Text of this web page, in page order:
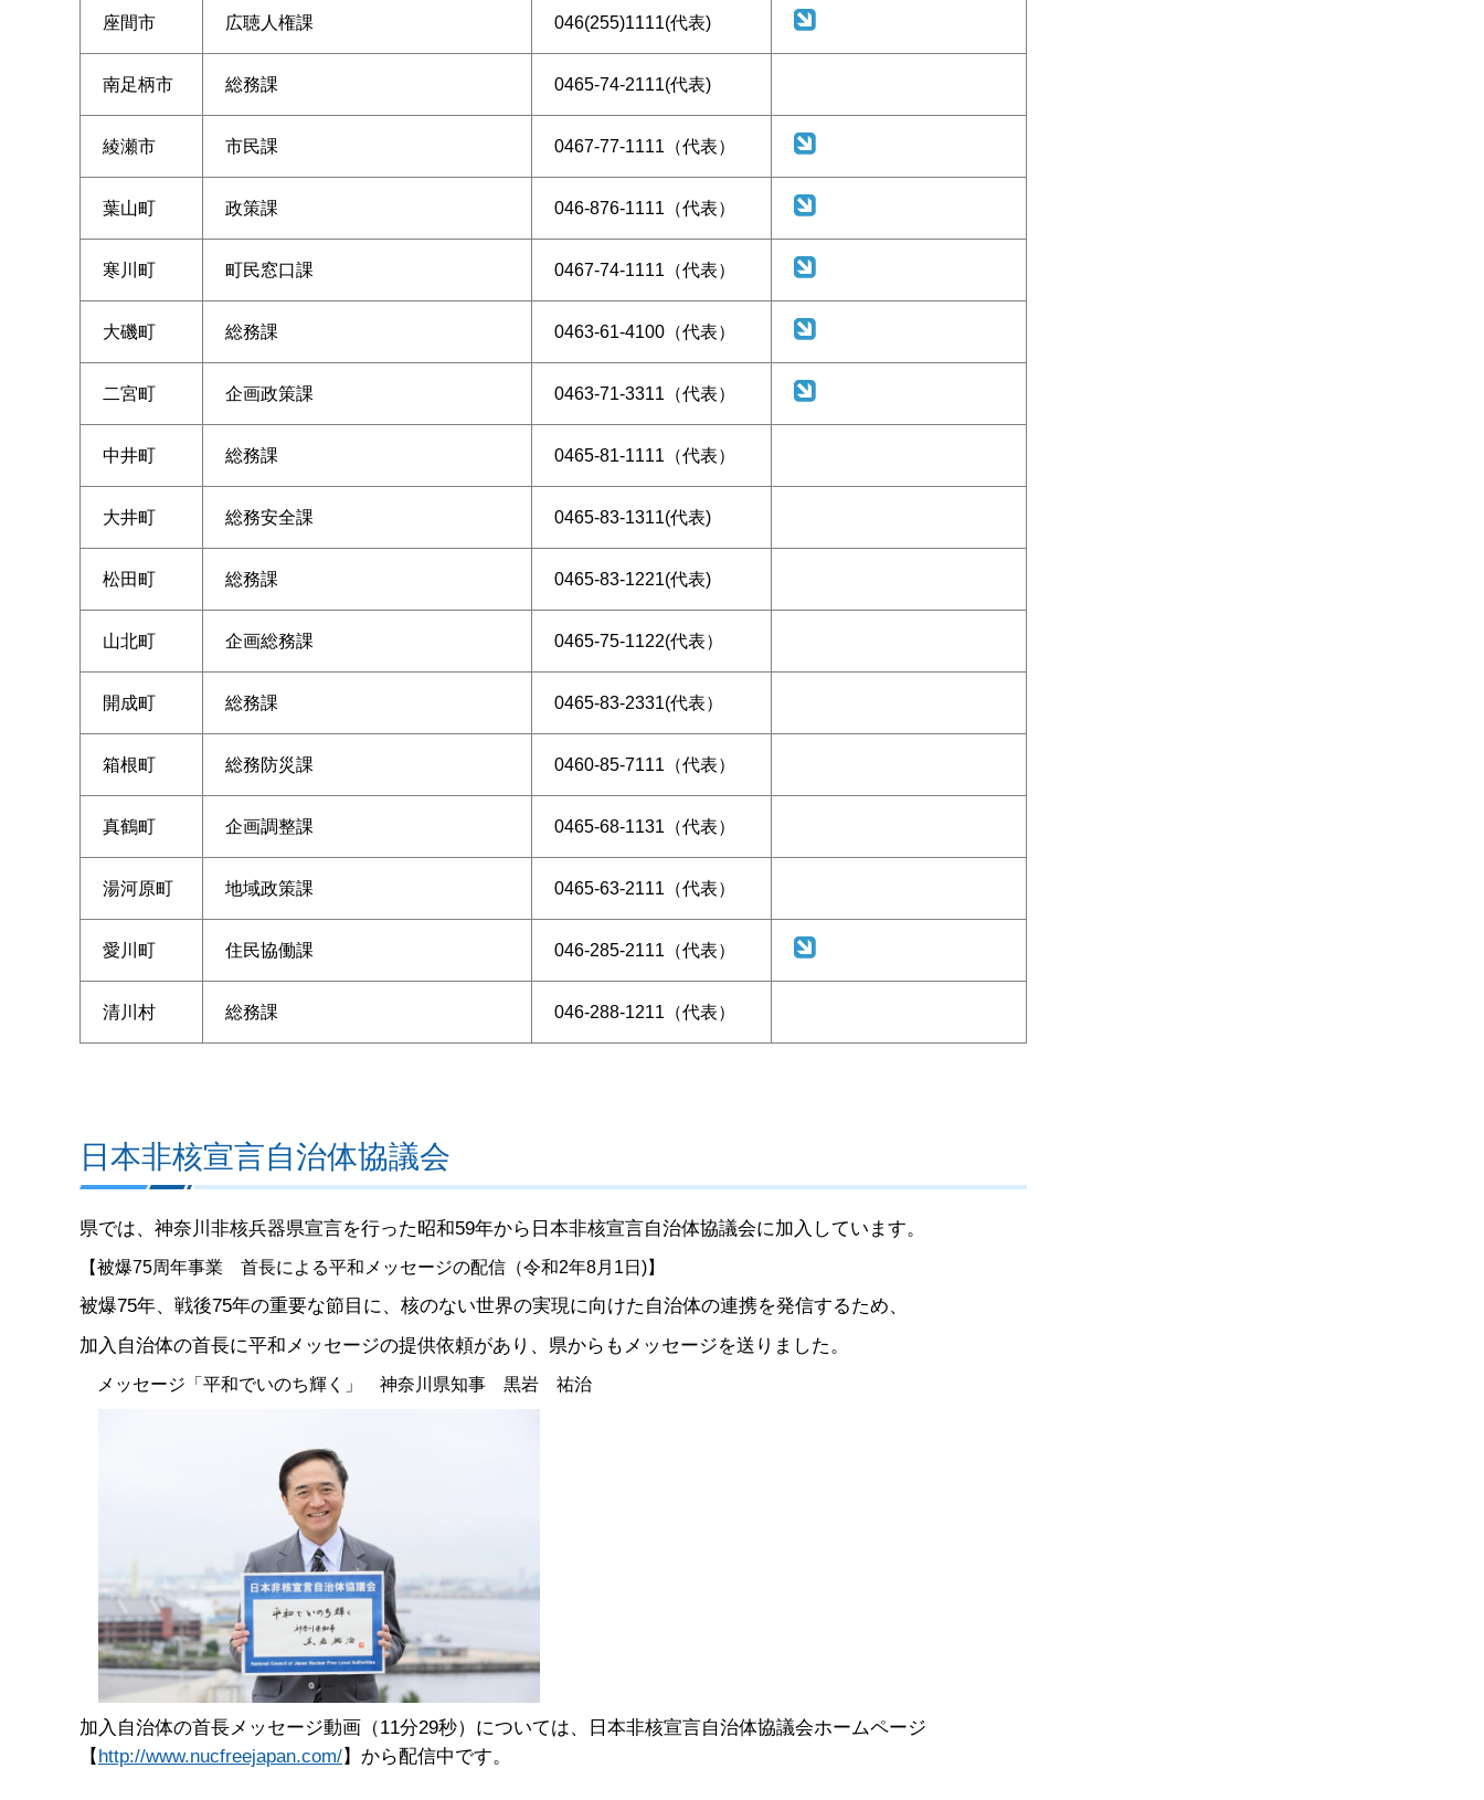
座間市 広聴人権課 046(255)1111(代表)
南足柄市 総務課 0465-74-2111(代表)
綾瀬市 市民課 0467-77-1111（代表）
葉山町 政策課 046-876-1111（代表）
寒川町 町民窓口課 0467-74-1111（代表）
大磯町 総務課 0463-61-4100（代表）
二宮町 企画政策課 0463-71-3311（代表）
中井町 総務課 0465-81-1111（代表）
大井町 総務安全課 0465-83-1311(代表)
松田町 総務課 0465-83-1221(代表)
山北町 企画総務課 0465-75-1122(代表）
開成町 総務課 0465-83-2331(代表）
箱根町 総務防災課 0460-85-7111（代表）
真鶴町 企画調整課 0465-68-1131（代表）
湯河原町 地域政策課 0465-63-2111（代表）
愛川町 住民協働課 046-285-2111（代表）
清川村 総務課 046-288-1211（代表）
日本非核宣言自治体協議会
県では、神奈川非核兵器県宣言を行った昭和59年から日本非核宣言自治体協議会に加入しています。
【被爆75周年事業 首長による平和メッセージの配信（令和2年8月1日)】
被爆75年、戦後75年の重要な節目に、核のない世界の実現に向けた自治体の連携を発信するため、
加入自治体の首長に平和メッセージの提供依頼があり、県からもメッセージを送りました。
メッセージ「平和でいのち輝く」 神奈川県知事 黒岩 祐治
加入自治体の首長メッセージ動画（11分29秒）については、日本非核宣言自治体協議会ホームページ
【 http://www.nucfreejapan.com/】から配信中です。